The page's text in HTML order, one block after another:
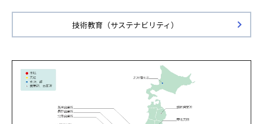
技術教育（サステナビリティ）